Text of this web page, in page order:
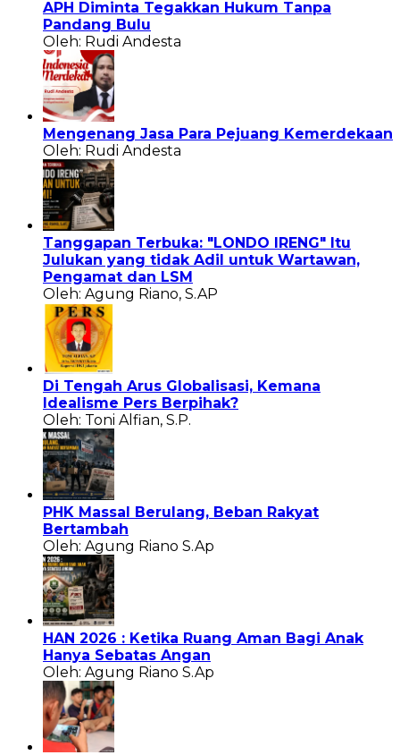
APH Diminta Tegakkan Hukum Tanpa
Pandang Bulu
Oleh: Rudi Andesta
Mengenang Jasa Para Pejuang Kemerdekaan
Oleh: Rudi Andesta
Tanggapan Terbuka: "LONDO IRENG" Itu
Julukan yang tidak Adil untuk Wartawan,
Pengamat dan LSM
Oleh: Agung Riano, S.AP
Di Tengah Arus Globalisasi, Kemana
Idealisme Pers Berpihak?
Oleh: Toni Alfian, S.P.
PHK Massal Berulang, Beban Rakyat
Bertambah
Oleh: Agung Riano S.Ap
HAN 2026 : Ketika Ruang Aman Bagi Anak
Hanya Sebatas Angan
Oleh: Agung Riano S.Ap